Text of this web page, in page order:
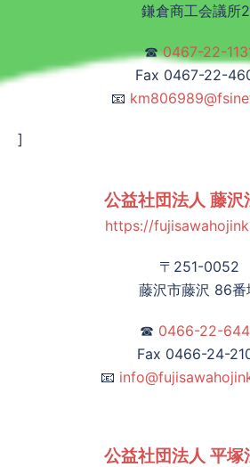
鎌倉商工会議所
☎0467-22-
Fax 0467-22-
📧
]
公益社団法人 藤沢
https://
〒251-0052
藤沢市藤沢 86番
☎ 0466-22-
Fax 0466-24-
📧
公益社団法人 平塚